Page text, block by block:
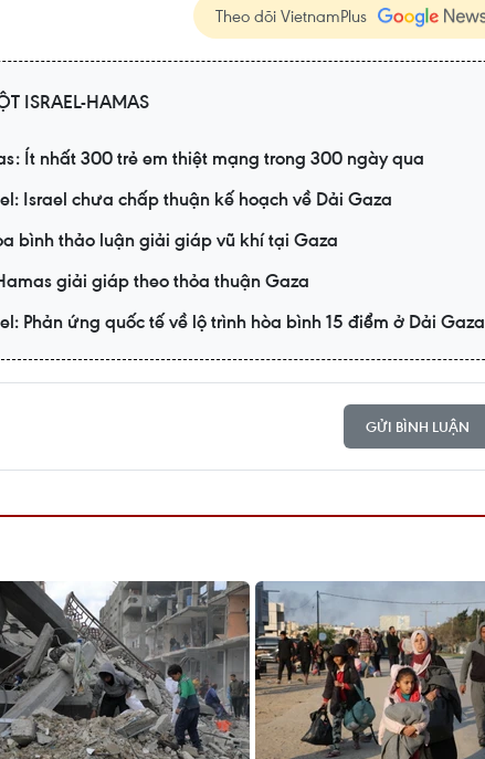
Theo dõi VietnamPlus
ISRAEL-HAMAS
Ít nhất 300 trẻ em thiệt mạng trong 300 ngày qua
Israel chưa chấp thuận kế hoạch về Dải Gaza
bình thảo luận giải giáp vũ khí tại Gaza
giải giáp theo thỏa thuận Gaza
Phản ứng quốc tế về lộ trình hòa bình 15 điểm ở Dải Gaza
GỬI BÌNH LUẬN